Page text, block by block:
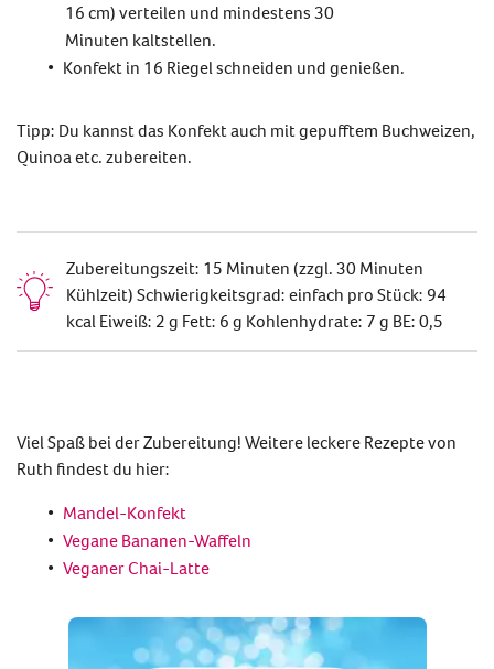
16 cm) verteilen und mindestens 30
Minuten kaltstellen.
Konfekt in 16 Riegel schneiden und genießen.
Tipp: Du kannst das Konfekt auch mit gepufftem Buchweizen,
Quinoa etc. zubereiten.
Zubereitungszeit: 15 Minuten (zzgl. 30 Minuten
Kühlzeit) Schwierigkeitsgrad: einfach pro Stück: 94
kcal Eiweiß: 2 g Fett: 6 g Kohlenhydrate: 7 g BE: 0,5
Viel Spaß bei der Zubereitung! Weitere leckere Rezepte von
Ruth findest du hier:
Mandel-Konfekt
Vegane Bananen-Waffeln
Veganer Chai-Latte